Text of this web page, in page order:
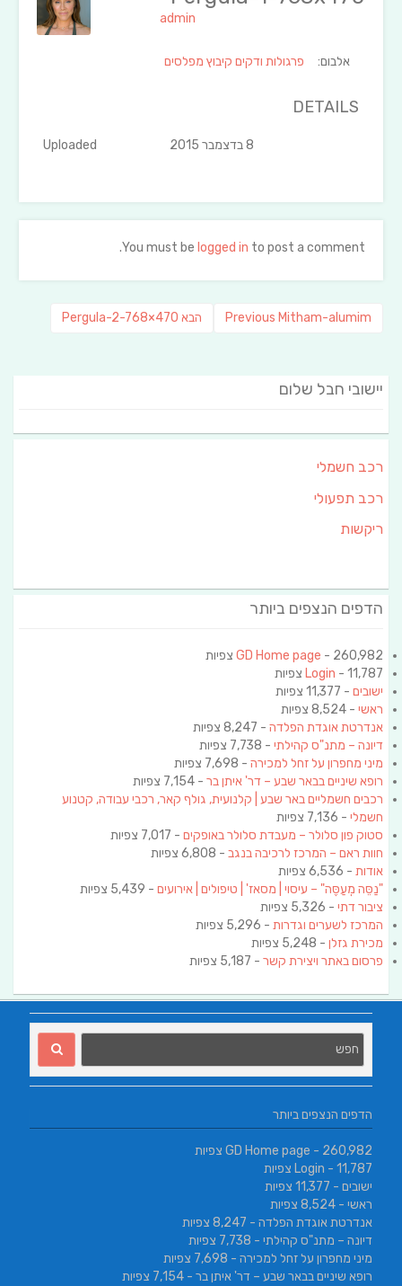
admin
אלבום: פרגולות ודקים קיבוץ מפלסים
DETAILS
Uploaded 8 בדצמבר 2015
You must be logged in to post a comment.
Previous
Previous Mitham-alumim הבא פוסט
Pergula-2-768×470
יישובי חבל שלום
רכב חשמלי
רכב תפעולי
ריקשות
הדפים הנצפים ביותר
GD Home page - 260,982 צפיות
Login - 11,787 צפיות
ישובים - 11,377 צפיות
ראשי - 8,524 צפיות
אנדרטת אוגדת הפלדה - 8,247 צפיות
דיונה – מתנ"ס קהילתי - 7,738 צפיות
מיני מחפרון על זחל למכירה - 7,698 צפיות
רופא שיניים בבאר שבע – דר' איתן בר - 7,154 צפיות
רכבים חשמליים באר שבע | קלנועית, גולף קאר, רכבי עבודה, קטנוע
חשמלי - 7,136 צפיות
סטוק פון סלולר – מעבדת סלולר באופקים - 7,017 צפיות
חוות ראם – המרכז לרכיבה בנגב - 6,808 צפיות
אודות - 6,536 צפיות
"נַסֵּה מְעַסֶּה" – עיסוי | מסאז' | טיפולים | אירועים - 5,439 צפיות
ציבור דתי - 5,326 צפיות
המרכז לשערים וגדרות - 5,296 צפיות
מכירת גזלן - 5,248 צפיות
פרסום באתר ויצירת קשר - 5,187 צפיות
הדפים הנצפים ביותר
GD Home page - 260,982 צפיות
Login - 11,787 צפיות
ישובים - 11,377 צפיות
ראשי - 8,524 צפיות
אנדרטת אוגדת הפלדה - 8,247 צפיות
דיונה – מתנ"ס קהילתי - 7,738 צפיות
מיני מחפרון על זחל למכירה - 7,698 צפיות
רופא שיניים בבאר שבע – דר' איתן בר - 7,154 צפיות